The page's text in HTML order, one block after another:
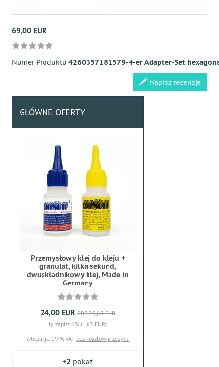
69,00 EUR
Numer Produktu 4260357181579-4-er Adapter-Set
Napisz recenzje
GŁÓWNE OFERTY
Przemysłowy klej do kleju +
granulat, kilka sekund,
dwuskładnikowy klej, Made in
Germany
24,00 EUR RRP 25,63 EUR
ty zapisz 6% (1,63 EUR)
wliczając. 19 % VAT bez kosztów przesyłki
+2 pokaż